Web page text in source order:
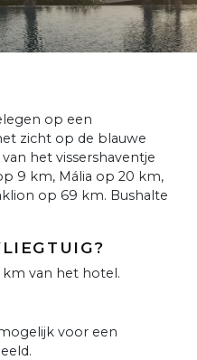
op een
zicht op de blauwe
het vissershaventje
9 km, Mália op 20 km,
op 69 km. Bushalte
van het hotel.
voor een